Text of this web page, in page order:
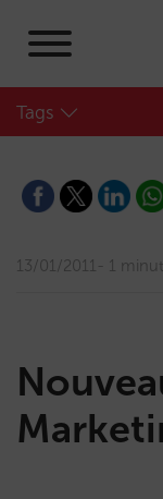
Tags
13/01/2011 1